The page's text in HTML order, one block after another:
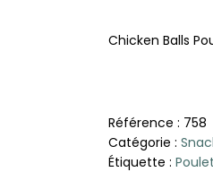
Chicken Balls
Référence : 758
Catégorie :
Étiquette : Poulet